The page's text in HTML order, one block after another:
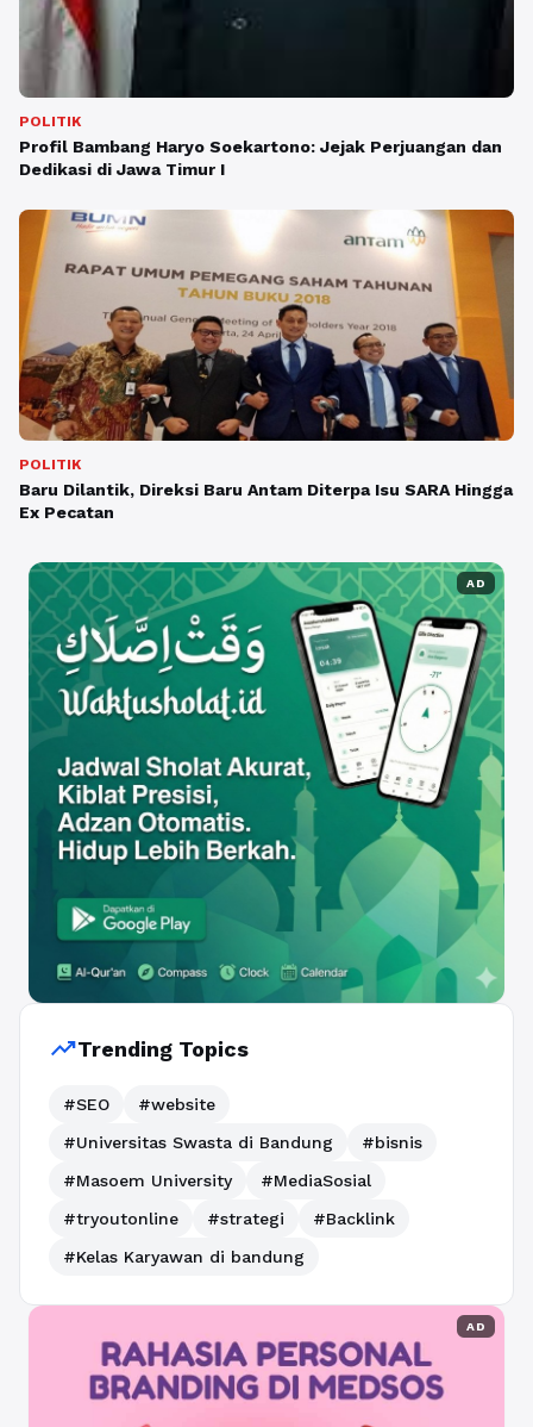
POLITIK
Profil Bambang Haryo Soekartono: Jejak Perjuangan dan
Dedikasi di Jawa Timur I
POLITIK
Baru Dilantik, Direksi Baru Antam Diterpa Isu SARA Hingga
Ex Pecatan
AD
trending_upTrending Topics
#SEO
#website
#Universitas Swasta di Bandung
#bisnis
#Masoem University
#MediaSosial
#tryoutonline
#strategi
#Backlink
#Kelas Karyawan di bandung
AD